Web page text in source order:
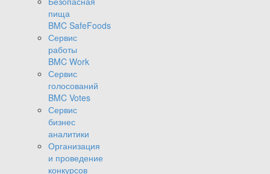
пища
BMC SafeFoods
Сервис
работы
BMC Work
Сервис
голосований
BMC Votes
Сервис
бизнес
аналитики
Организация
и проведение
конкурсов